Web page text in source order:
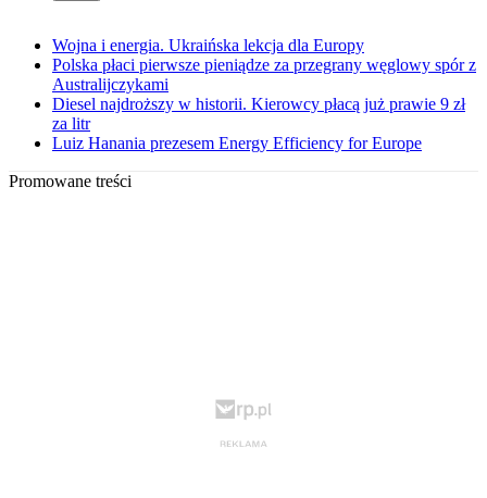
Wojna i energia. Ukraińska lekcja dla Europy
Polska płaci pierwsze pieniądze za przegrany węglowy spór z
Australijczykami
Diesel najdroższy w historii. Kierowcy płacą już prawie 9 zł
za litr
Luiz Hanania prezesem Energy Efficiency for Europe
Promowane treści